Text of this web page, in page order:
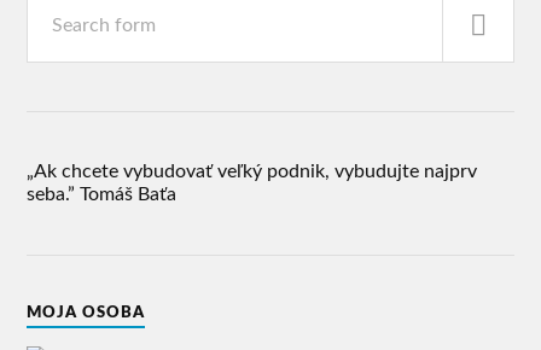
„Ak chcete vybudovať veľký podnik, vybudujte najprv
seba.” Tomáš Baťa
MOJA OSOBA